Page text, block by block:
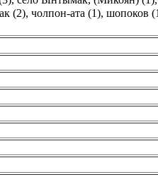
(2), чолпон-ата (1), шопоков